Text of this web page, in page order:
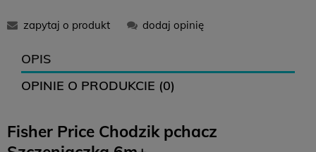
12,99 zł
14,99 zł 18,99 zł
zapytaj o produkt dodaj opinię
OPIS
OPINIE O PRODUKCIE (0)
Fisher Price Chodzik pchacz